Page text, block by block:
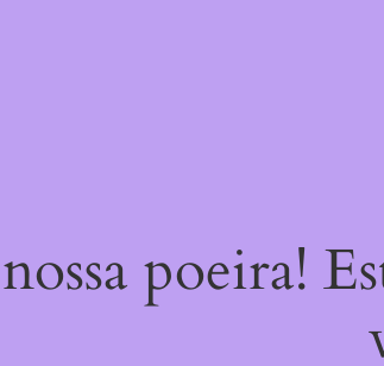
poeira!